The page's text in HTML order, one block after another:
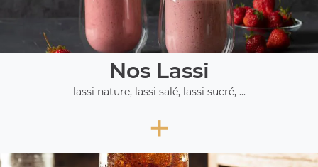
Nos Lassi
lassi nature, lassi salé, lassi sucré, ...
+